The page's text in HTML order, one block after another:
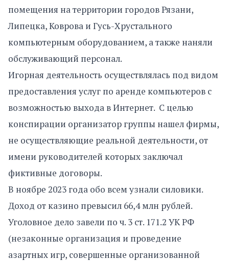
помещения на территории городов Рязани,
Липецка, Коврова и Гусь-Хрустального
компьютерным оборудованием, а также наняли
обслуживающий персонал.
Игорная деятельность осуществлялась под видом
предоставления услуг по аренде компьютеров с
возможностью выхода в Интернет. С целью
конспирации организатор группы нашел фирмы,
не осуществляющие реальной деятельности, от
имени руководителей которых заключал
фиктивные договоры.
В ноябре 2023 года обо всем узнали силовики.
Доход от казино превысил 66,4 млн рублей.
Уголовное дело завели по ч. 3 ст. 171.2 УК РФ
(незаконные организация и проведение
азартных игр, совершенные организованной